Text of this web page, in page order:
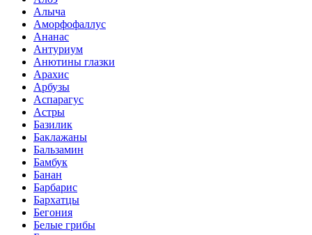
Алыча
Аморфофаллус
Ананас
Антуриум
Анютины глазки
Арахис
Арбузы
Аспарагус
Астры
Базилик
Баклажаны
Бальзамин
Бамбук
Банан
Барбарис
Бархатцы
Бегония
Белые грибы